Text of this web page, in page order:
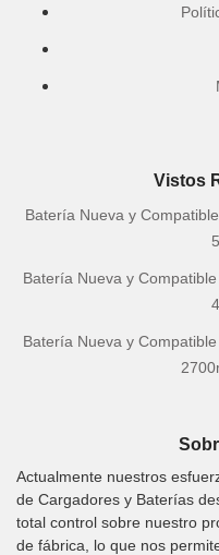
Vistos
Batería Nueva y
Batería Nueva y
Batería Nueva y
Actualmente nuestros
de Cargadores y Baterías
total control sobre nuestro
de fábrica, lo que nos